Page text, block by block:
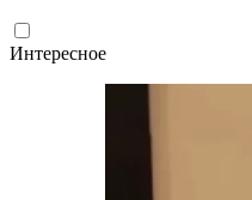
Интересное